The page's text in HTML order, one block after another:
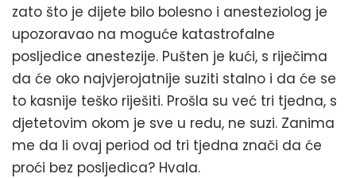
zato što je dijete bilo bolesno i anesteziolog je
upozoravao na moguće katastrofalne
posljedice anestezije. Pušten je kući, s riječima
da će oko najvjerojatnije suziti stalno i da će se
to kasnije teško riješiti. Prošla su već tri tjedna, s
djetetovim okom je sve u redu, ne suzi. Zanima
me da li ovaj period od tri tjedna znači da će
proći bez posljedica? Hvala.